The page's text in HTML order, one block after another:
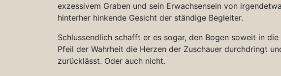
exzessivem Graben und sein Erwachsensein von
hinterher hinkende Gesicht der ständige Begleiter.
Schlussendlich schafft er es sogar, den Bogen soweit in
Pfeil der Wahrheit die Herzen der Zuschauer durchdringt
zurücklässt. Oder auch nicht.